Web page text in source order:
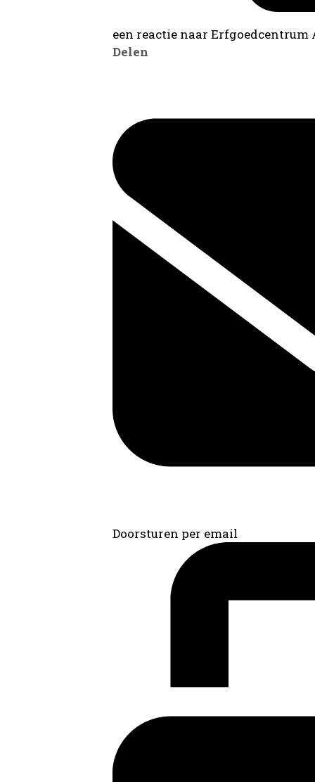
een reactie naar
Delen
Doorsturen per email